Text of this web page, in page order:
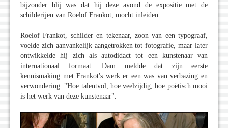
bijzonder blij was dat hij deze avond de expositie met de
schilderijen van Roelof Frankot, mocht inleiden.
Roelof Frankot, schilder en tekenaar, zoon van een typograaf,
voelde zich aanvankelijk aangetrokken tot fotografie, maar later
ontwikkelde hij zich als autodidact tot een kunstenaar van
internationaal formaat. Dam meldde dat zijn eerste
kennismaking met Frankot's werk er een was van verbazing en
verwondering. "Hoe talentvol, hoe veelzijdig, hoe poëtisch mooi
is het werk van deze kunstenaar".